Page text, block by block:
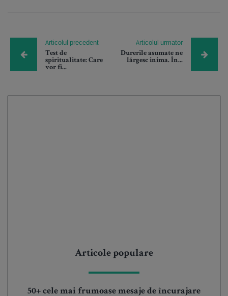
Articolul precedent
Test de
spiritualitate: Care
vor fi...
Articolul urmator
Durerile asumate ne
lărgesc inima. În...
Articole populare
50+ cele mai frumoase mesaje de încurajare